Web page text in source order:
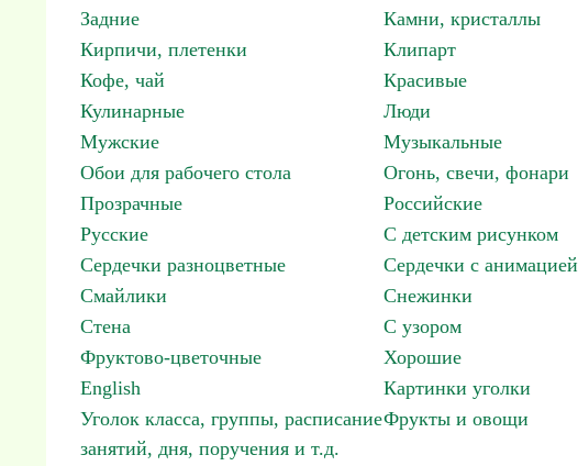
Задние
Камни, кристаллы
Кирпичи, плетенки
Клипарт
Кофе, чай
Красивые
Кулинарные
Люди
Мужские
Музыкальные
Обои для рабочего стола
Огонь, свечи, фонари
Прозрачные
Российские
Русские
С детским рисунком
Сердечки разноцветные
Сердечки с анимацией
Смайлики
Снежинки
Стена
С узором
Фруктово-цветочные
Хорошие
English
Картинки уголки
Уголок класса, группы, расписание
занятий, дня, поручения и т.д.
Фрукты и овощи